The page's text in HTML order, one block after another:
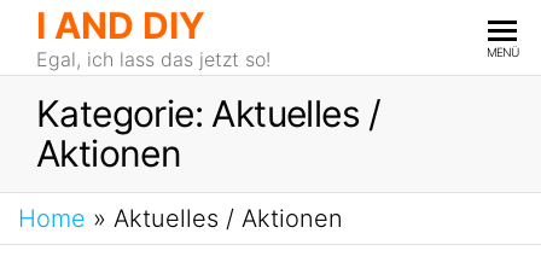
I AND DIY
Egal, ich lass das jetzt so! MENÜ
Kategorie: Aktuelles /
Aktionen
Home » Aktuelles / Aktionen